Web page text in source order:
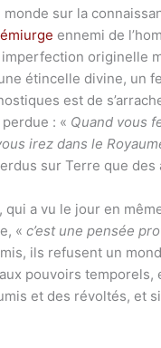
sur la
ennemi de
originelle
étincelle divine, un
est de
: « Quand vous
irez dans le
sur Terre que
a vu le jour en
«c’est une pensée
ils refusent un
pouvoirs
et des révoltés, et